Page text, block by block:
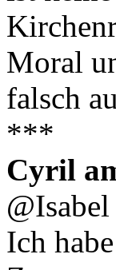
Moral
falsch
***
Cyril
@Isabel
Ich